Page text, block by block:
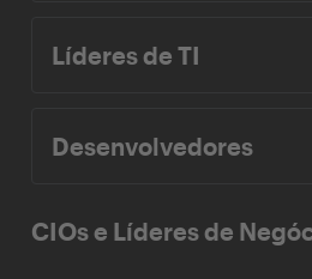
Líderes de TI
Desenvolvedores
CIOs e Líderes de